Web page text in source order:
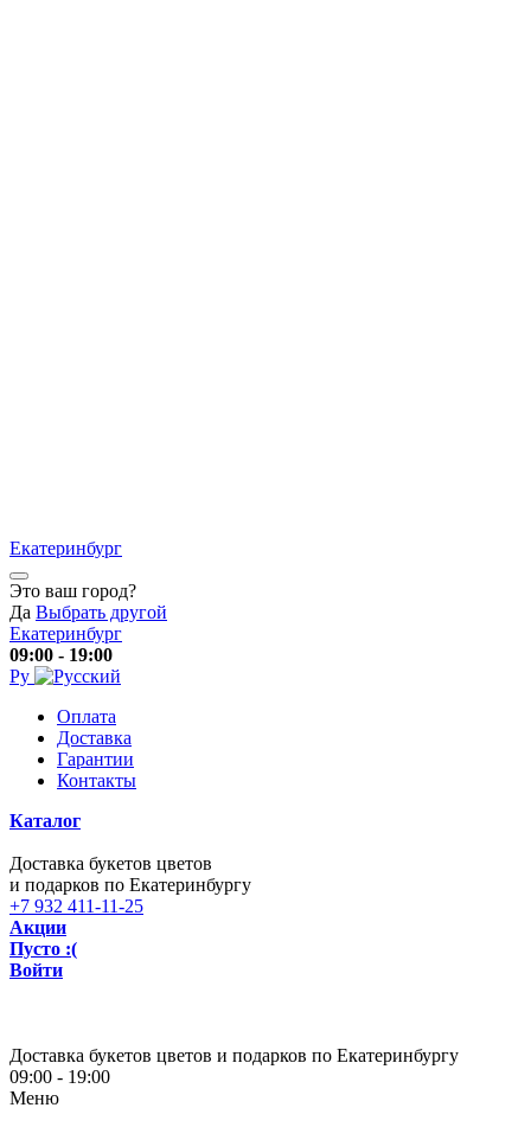
Екатеринбург
Это ваш город?
Да Выбрать другой
Екатеринбург
09:00 - 19:00
Ру
Оплата
Доставка
Гарантии
Контакты
Каталог
Доставка букетов цветов
и подарков по Екатеринбургу
+7 932 411-11-25
Акции
Пусто :(
Войти
Доставка букетов цветов и подарков по Екатеринбургу
09:00 - 19:00
Меню